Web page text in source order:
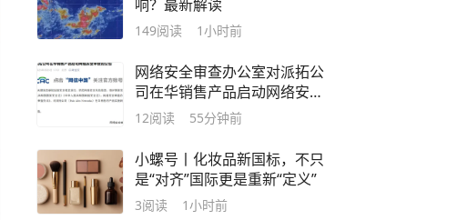
响？最新解读
149阅读 1小时前
网络安全审查办公室对派拓公
司在华销售产品启动网络安全
审查
12阅读 55分钟前
小螺号丨化妆品新国标，不只
是“对齐”国际更是重新“定义”
3阅读 1小时前